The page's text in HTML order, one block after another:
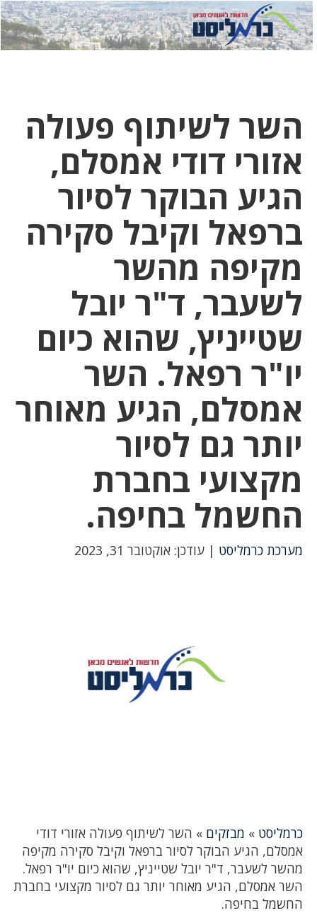
לחץ
כאן
לחץ
כדי
השר לשיתוף פעולה
אזורי דודי אמסלם,
הגיע הבוקר לסיור
ברפאל וקיבל סקירה
מקיפה מהשר
לשעבר, ד"ר יובל
שטייניץ, שהוא כיום
יו"ר רפאל. השר
אמסלם, הגיע מאוחר
יותר גם לסיור
מקצועי בחברת
החשמל בחיפה.
מערכת כרמליסט | עודכן: אוקטובר 31, 2023
כרמליסט » מבזקים » השר לשיתוף פעולה אזורי דודי
אמסלם, הגיע הבוקר לסיור ברפאל וקיבל סקירה מקיפה
מהשר לשעבר, ד"ר יובל שטייניץ, שהוא כיום יו"ר רפאל.
השר אמסלם, הגיע מאוחר יותר גם לסיור מקצועי בחברת
החשמל בחיפה.